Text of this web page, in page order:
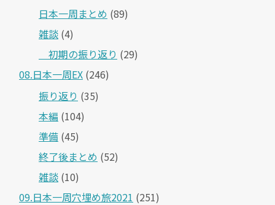
日本一周まとめ (89)
雑談 (4)
＿初期の振り返り (29)
08.日本一周EX (246)
振り返り (35)
本編 (104)
準備 (45)
終了後まとめ (52)
雑談 (10)
09.日本一周穴埋め旅2021 (251)